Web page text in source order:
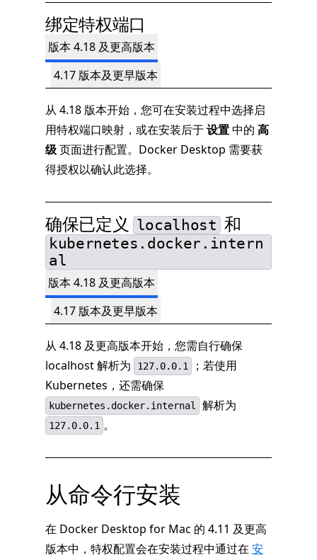
绑定特权端口
版本 4.18 及更高版本
4.17 版本及更早版本
从 4.18 版本开始，您可在安装过程中选择启
用特权端口映射，或在安装后于设置中的 高
级页面进行配置。Docker Desktop 需要获
得授权以确认此选择。
确保已定义 localhost 和
kubernetes.docker.intern
al
版本 4.18 及更高版本
4.17 版本及更早版本
从 4.18 及更高版本开始，您需自行确保
localhost 解析为
127.0.0.1
；若使用
Kubernetes，还需确保
kubernetes.docker.internal 解析为
127.0.0.1 。
从命令行安装
在 Docker Desktop for Mac 的 4.11 及更高
版本中，特权配置会在安装过程中通过在 安